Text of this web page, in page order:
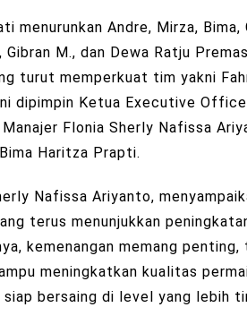
menurunkan Andre, Mirza, Bima,
M., dan Dewa Ratju
turut memperkuat tim yakni
dipimpin Ketua Executive
Flonia Sherly Nafissa
Haritza Prapti.
Nafissa Ariyanto,
terus menunjukkan
kemenangan memang
meningkatkan kualitas
bersaing di level yang lebih